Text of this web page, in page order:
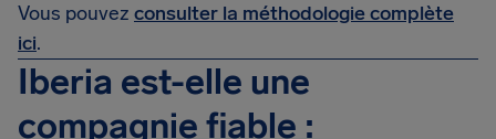
Vous pouvez consulter la méthodologie complète
ici.
Iberia est-elle une
compagnie fiable :